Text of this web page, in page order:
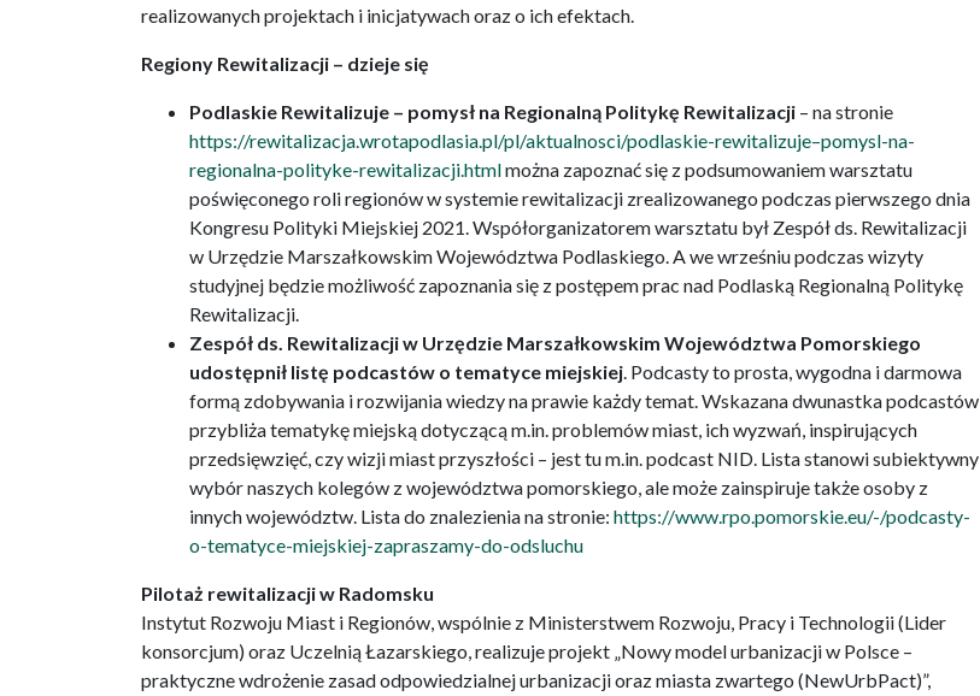
realizowanych projektach i inicjatywach oraz o ich efektach.
Regiony Rewitalizacji – dzieje się
Podlaskie Rewitalizuje – pomysł na Regionalną Politykę Rewitalizacji – na stronie
https://rewitalizacja.wrotapodlasia.pl/pl/aktualnosci/podlaskie-rewitalizuje–pomysl-na-
regionalna-polityke-rewitalizacji.htmlmożna zapoznać się z podsumowaniem warsztatu
poświęconego roli regionów w systemie rewitalizacji zrealizowanego podczas pierwszego dnia
Kongresu Polityki Miejskiej 2021. Współorganizatorem warsztatu był Zespół ds. Rewitalizacji
w Urzędzie Marszałkowskim Województwa Podlaskiego. A we wrześniu podczas wizyty
studyjnej będzie możliwość zapoznania się z postępem prac nad Podlaską Regionalną Politykę
Rewitalizacji.
Zespół ds. Rewitalizacji w Urzędzie Marszałkowskim Województwa Pomorskiego
udostępnił listę podcastów o tematyce miejskiej. Podcasty to prosta, wygodna i darmowa
formą zdobywania i rozwijania wiedzy na prawie każdy temat. Wskazana dwunastka podcastów
przybliża tematykę miejską dotyczącą m.in. problemów miast, ich wyzwań, inspirujących
przedsięwzięć, czy wizji miast przyszłości – jest tu m.in. podcast NID. Lista stanowi subiektywny
wybór naszych kolegów z województwa pomorskiego, ale może zainspiruje także osoby z
innych województw. Lista do znalezienia na stronie: https://www.rpo.pomorskie.eu/-/podcasty-
o-tematyce-miejskiej-zapraszamy-do-odsluchu
Pilotaż rewitalizacji w Radomsku
Instytut Rozwoju Miast i Regionów, wspólnie z Ministerstwem Rozwoju, Pracy i Technologii (Lider
konsorcjum) oraz Uczelnią Łazarskiego, realizuje projekt „Nowy model urbanizacji w Polsce –
praktyczne wdrożenie zasad odpowiedzialnej urbanizacji oraz miasta zwartego (NewUrbPact)”,